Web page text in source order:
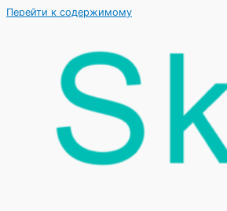
Перейти к содержимому